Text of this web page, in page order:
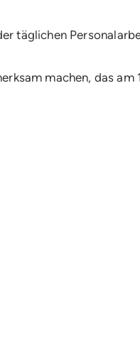
täglichen
machen, das